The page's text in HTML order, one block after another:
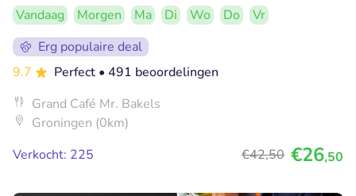
Vandaag Morgen Ma Di Wo Do
Vr
Erg populaire deal
9.7
Perfect • 491 beoordelingen
Grand Café Mr. Bakels
Groningen (0km)
Verkocht: 225
€42,50 €26,50